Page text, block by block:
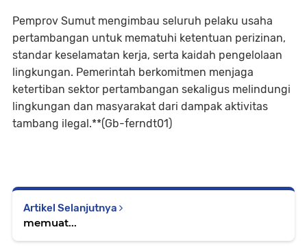
Pemprov Sumut mengimbau seluruh pelaku usaha
pertambangan untuk mematuhi ketentuan perizinan,
standar keselamatan kerja, serta kaidah pengelolaan
lingkungan. Pemerintah berkomitmen menjaga
ketertiban sektor pertambangan sekaligus melindungi
lingkungan dan masyarakat dari dampak aktivitas
tambang ilegal.**(Gb-ferndt01)
Artikel Selanjutnya
memuat...